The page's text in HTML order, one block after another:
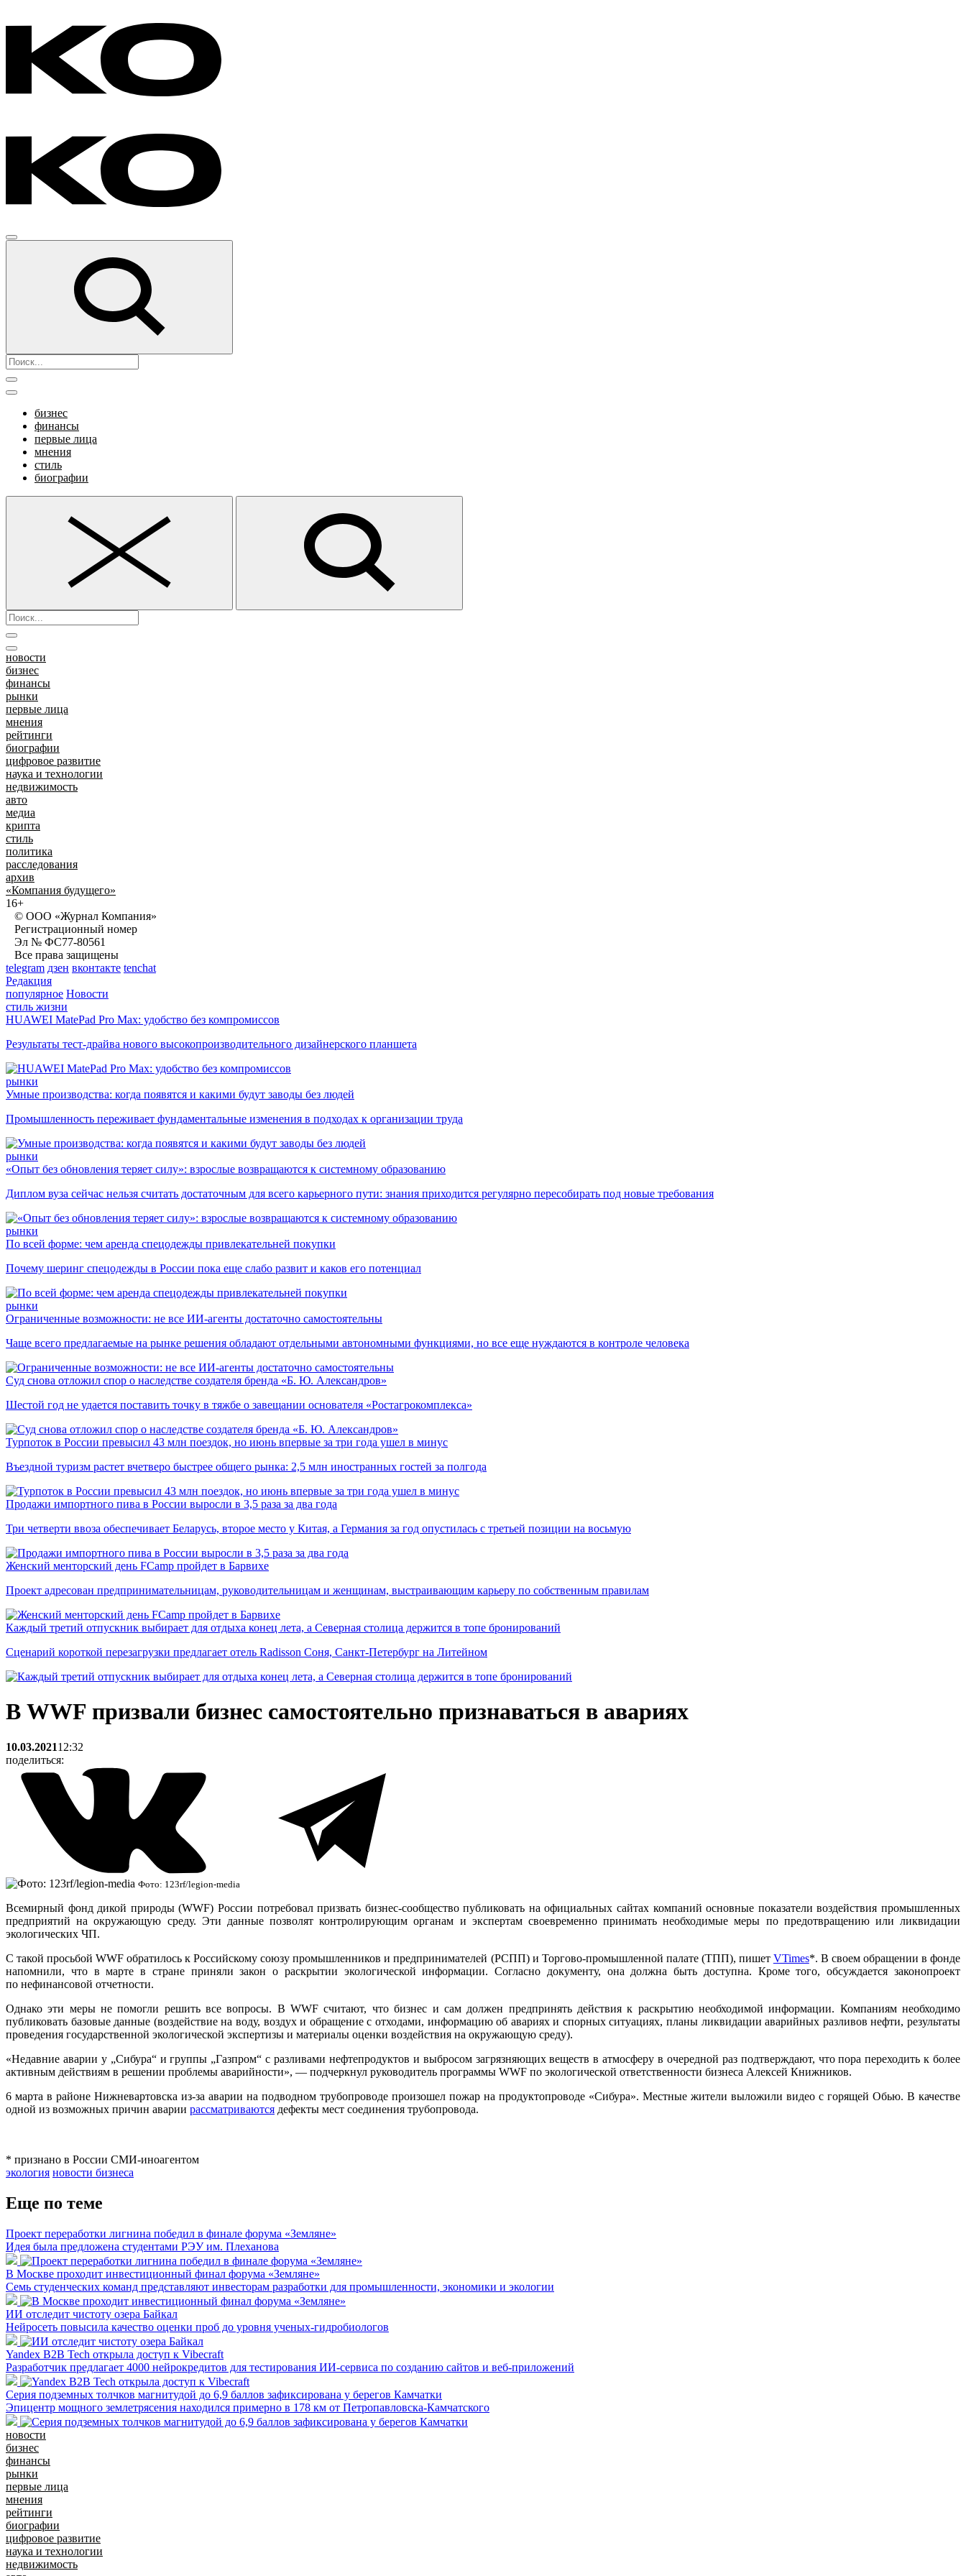
бизнес
финансы
первые лица
мнения
стиль
биографии
новости
бизнес
финансы
рынки
первые лица
мнения
рейтинги
биографии
цифровое развитие
наука и технологии
недвижимость
авто
медиа
крипта
стиль
политика
расследования
архив
«Компания будущего»
16+
© ООО «Журнал Компания»
Регистрационный номер
Эл № ФС77-80561
Все права защищены
telegram дзен вконтакте tenchat
Редакция
популярное Новости
стиль жизни
HUAWEI MatePad Pro Max: удобство без компромиссов
Результаты тест-драйва нового высокопроизводительного дизайнерского планшета
рынки
Умные производства: когда появятся и какими будут заводы без людей
Промышленность переживает фундаментальные изменения в подходах к организации труда
рынки
«Опыт без обновления теряет силу»: взрослые возвращаются к системному образованию
Диплом вуза сейчас нельзя считать достаточным для всего карьерного пути: знания приходится регулярно пересобирать под новые требования
рынки
По всей форме: чем аренда спецодежды привлекательней покупки
Почему шеринг спецодежды в России пока еще слабо развит и каков его потенциал
рынки
Ограниченные возможности: не все ИИ-агенты достаточно самостоятельны
Чаще всего предлагаемые на рынке решения обладают отдельными автономными функциями, но все еще нуждаются в контроле человека
Суд снова отложил спор о наследстве создателя бренда «Б. Ю. Александров»
Шестой год не удается поставить точку в тяжбе о завещании основателя «Ростагрокомплекса»
Турпоток в России превысил 43 млн поездок, но июнь впервые за три года ушел в минус
Въездной туризм растет вчетверо быстрее общего рынка: 2,5 млн иностранных гостей за полгода
Продажи импортного пива в России выросли в 3,5 раза за два года
Три четверти ввоза обеспечивает Беларусь, второе место у Китая, а Германия за год опустилась с третьей позиции на восьмую
Женский менторский день FCamp пройдет в Барвихе
Проект адресован предпринимательницам, руководительницам и женщинам, выстраивающим карьеру по собственным правилам
Каждый третий отпускник выбирает для отдыха конец лета, а Северная столица держится в топе бронирований
Сценарий короткой перезагрузки предлагает отель Radisson Соня, Санкт-Петербург на Литейном
В WWF призвали бизнес самостоятельно признаваться в авариях
10.03.202112:32
поделиться:
Фото: 123rf/legion-media
Всемирный фонд дикой природы (WWF) России потребовал призвать бизнес-сообщество публиковать на официальных сайтах компаний основные показатели воздействия промышленных
предприятий на окружающую среду. Эти данные позволят контролирующим органам и экспертам своевременно принимать необходимые меры по предотвращению или ликвидации
экологических ЧП.
С такой просьбой WWF обратилось к Российскому союзу промышленников и предпринимателей (РСПП) и Торгово-промышленной палате (ТПП), пишет VTimes*. В своем обращении в фонде
напомнили, что в марте в стране приняли закон о раскрытии экологической информации. Согласно документу, она должна быть доступна. Кроме того, обсуждается законопроект
по нефинансовой отчетности.
Однако эти меры не помогли решить все вопросы. В WWF считают, что бизнес и сам должен предпринять действия к раскрытию необходимой информации. Компаниям необходимо
публиковать базовые данные (воздействие на воду, воздух и обращение с отходами, информацию об авариях и спорных ситуациях, планы ликвидации аварийных разливов нефти, результаты
проведения государственной экологической экспертизы и материалы оценки воздействия на окружающую среду).
«Недавние аварии у „Сибура“ и группы „Газпром“ с разливами нефтепродуктов и выбросом загрязняющих веществ в атмосферу в очередной раз подтверждают, что пора переходить к более
активным действиям в решении проблемы аварийности», — подчеркнул руководитель программы WWF по экологической ответственности бизнеса Алексей Книжников.
6 марта в районе Нижневартовска из-за аварии на подводном трубопроводе произошел пожар на продуктопроводе «Сибура». Местные жители выложили видео с горящей Обью. В качестве
одной из возможных причин аварии рассматриваются дефекты мест соединения трубопровода.
* признано в России СМИ-иноагентом
экология новости бизнеса
Еще по теме
Проект переработки лигнина победил в финале форума «Земляне»
Идея была предложена студентами РЭУ им. Плеханова
В Москве проходит инвестиционный финал форума «Земляне»
Семь студенческих команд представляют инвесторам разработки для промышленности, экономики и экологии
ИИ отследит чистоту озера Байкал
Нейросеть повысила качество оценки проб до уровня ученых-гидробиологов
Yandex B2B Tech открыла доступ к Vibecraft
Разработчик предлагает 4000 нейрокредитов для тестирования ИИ-сервиса по созданию сайтов и веб-приложений
Серия подземных толчков магнитудой до 6,9 баллов зафиксирована у берегов Камчатки
Эпицентр мощного землетрясения находился примерно в 178 км от Петропавловска-Камчатского
новости
бизнес
финансы
рынки
первые лица
мнения
рейтинги
биографии
цифровое развитие
наука и технологии
недвижимость